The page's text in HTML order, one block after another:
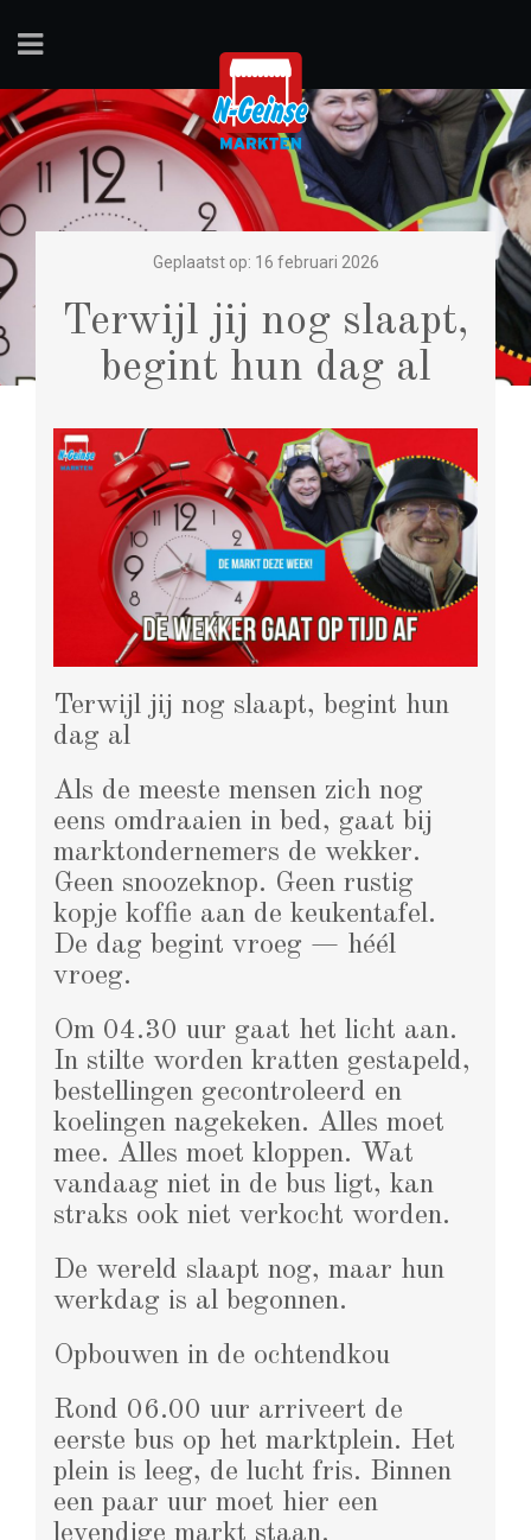
Geplaatst op: 16 februari 2026
Terwijl jij nog slaapt,
begint hun dag al
Terwijl jij nog slaapt, begint hun
dag al
Als de meeste mensen zich nog
eens omdraaien in bed, gaat bij
marktondernemers de wekker.
Geen snoozeknop. Geen rustig
kopje koffie aan de keukentafel.
De dag begint vroeg — héél
vroeg.
Om 04.30 uur gaat het licht aan.
In stilte worden kratten gestapeld,
bestellingen gecontroleerd en
koelingen nagekeken. Alles moet
mee. Alles moet kloppen. Wat
vandaag niet in de bus ligt, kan
straks ook niet verkocht worden.
De wereld slaapt nog, maar hun
werkdag is al begonnen.
Opbouwen in de ochtendkou
Rond 06.00 uur arriveert de
eerste bus op het marktplein. Het
plein is leeg, de lucht fris. Binnen
een paar uur moet hier een